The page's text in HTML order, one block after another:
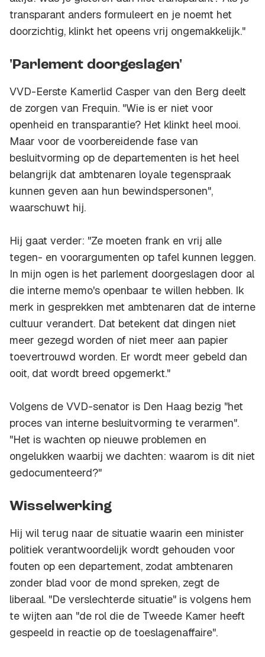
transparant anders formuleert en je noemt het
doorzichtig, klinkt het opeens vrij ongemakkelijk."
'Parlement doorgeslagen'
VVD-Eerste Kamerlid Casper van den Berg deelt
de zorgen van Frequin. "Wie is er niet voor
openheid en transparantie? Het klinkt heel mooi.
Maar voor de voorbereidende fase van
besluitvorming op de departementen is het heel
belangrijk dat ambtenaren loyale tegenspraak
kunnen geven aan hun bewindspersonen",
waarschuwt hij.
Hij gaat verder: "Ze moeten frank en vrij alle
tegen- en voorargumenten op tafel kunnen leggen.
In mijn ogen is het parlement doorgeslagen door al
die interne memo's openbaar te willen hebben. Ik
merk in gesprekken met ambtenaren dat de interne
cultuur verandert. Dat betekent dat dingen niet
meer gezegd worden of niet meer aan papier
toevertrouwd worden. Er wordt meer gebeld dan
ooit, dat wordt breed opgemerkt."
Volgens de VVD-senator is Den Haag bezig "het
proces van interne besluitvorming te verarmen".
"Het is wachten op nieuwe problemen en
ongelukken waarbij we dachten: waarom is dit niet
gedocumenteerd?"
Wisselwerking
Hij wil terug naar de situatie waarin een minister
politiek verantwoordelijk wordt gehouden voor
fouten op een departement, zodat ambtenaren
zonder blad voor de mond spreken, zegt de
liberaal. "De verslechterde situatie" is volgens hem
te wijten aan "de rol die de Tweede Kamer heeft
gespeeld in reactie op de toeslagenaffaire".